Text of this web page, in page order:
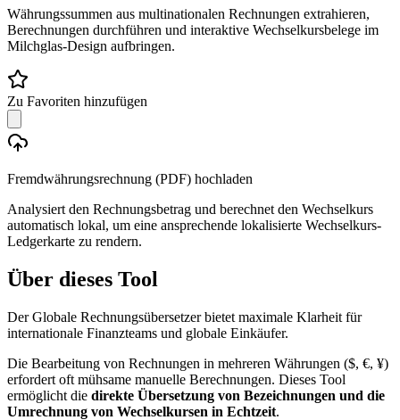
Währungssummen aus multinationalen Rechnungen extrahieren,
Berechnungen durchführen und interaktive Wechselkursbelege im
Milchglas-Design aufbringen.
Zu Favoriten hinzufügen
Fremdwährungsrechnung (PDF) hochladen
Analysiert den Rechnungsbetrag und berechnet den Wechselkurs
automatisch lokal, um eine ansprechende lokalisierte Wechselkurs-
Ledgerkarte zu rendern.
Über dieses Tool
Der Globale Rechnungsübersetzer bietet maximale Klarheit für
internationale Finanzteams und globale Einkäufer.
Die Bearbeitung von Rechnungen in mehreren Währungen ($, €, ¥)
erfordert oft mühsame manuelle Berechnungen. Dieses Tool
ermöglicht die direkte Übersetzung von Bezeichnungen und die
Umrechnung von Wechselkursen in Echtzeit.